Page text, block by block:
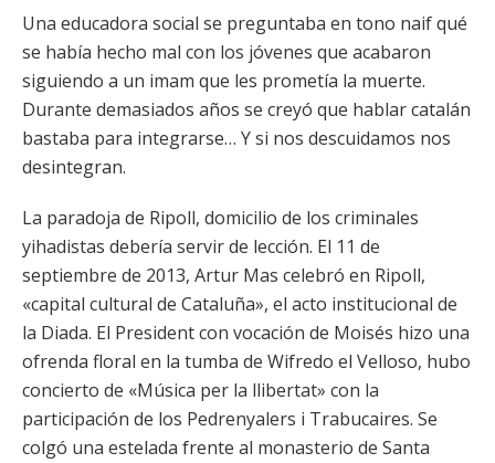
Una educadora social se preguntaba en tono naif qué
se había hecho mal con los jóvenes que acabaron
siguiendo a un imam que les prometía la muerte.
Durante demasiados años se creyó que hablar catalán
bastaba para integrarse… Y si nos descuidamos nos
desintegran.
La paradoja de Ripoll, domicilio de los criminales
yihadistas debería servir de lección. El 11 de
septiembre de 2013, Artur Mas celebró en Ripoll,
«capital cultural de Cataluña», el acto institucional de
la Diada. El President con vocación de Moisés hizo una
ofrenda floral en la tumba de Wifredo el Velloso, hubo
concierto de «Música per la llibertat» con la
participación de los Pedrenyalers i Trabucaires. Se
colgó una estelada frente al monasterio de Santa